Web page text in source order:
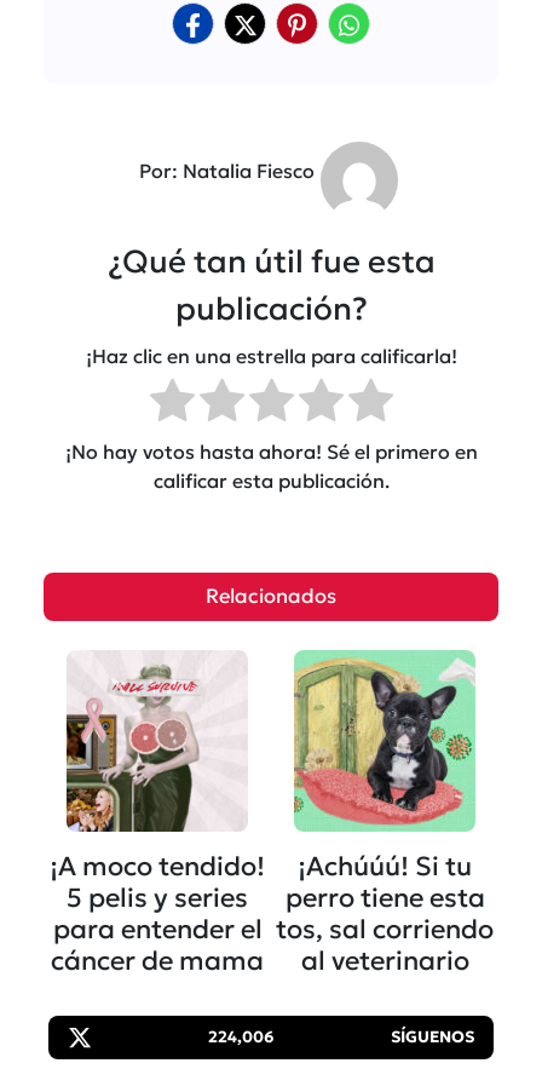
Por: Natalia Fiesco
¿Qué tan útil fue esta
publicación?
¡Haz clic en una estrella para calificarla!
¡No hay votos hasta ahora! Sé el primero en
calificar esta publicación.
Relacionados
¡A moco tendido!
5 pelis y series
para entender el
cáncer de mama
¡Achúúú! Si tu
perro tiene esta
tos, sal corriendo
al veterinario
224,006 SÍGUENOS